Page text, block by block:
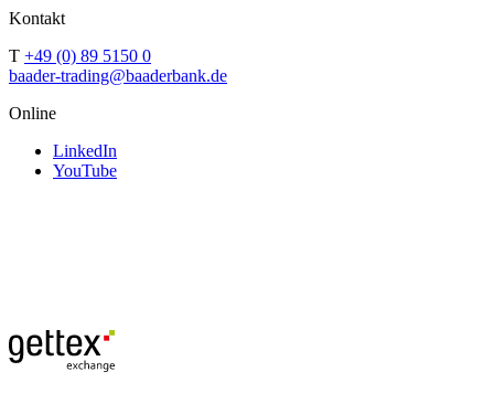
Kontakt
T +49 (0) 89 5150 0
baader-trading@baaderbank.de
Online
LinkedIn
YouTube